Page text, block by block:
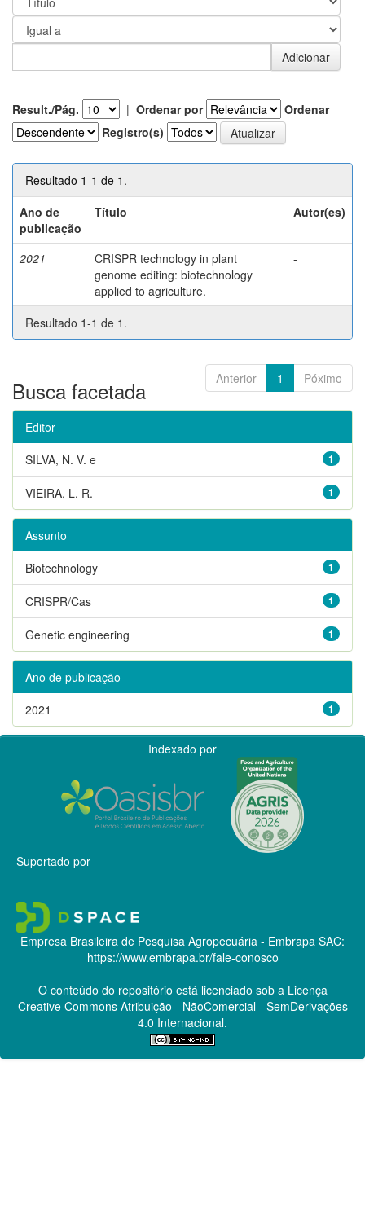
Result./Pág. | Ordenar por
Ordenar
Registro(s)
Resultado 1-1 de 1.
Ano de
publicação
Título Autor(es)
2021
CRISPR technology in plant
genome editing: biotechnology
applied to agriculture.
-
Resultado 1-1 de 1.
Anterior 1 Póximo
Busca facetada
Editor
1
SILVA, N. V. e
1
VIEIRA, L. R.
Assunto
1
Biotechnology
1
CRISPR/Cas
1
Genetic engineering
Ano de publicação
1
2021
Indexado por
Suportado por
Empresa Brasileira de Pesquisa Agropecuária - Embrapa SAC:
https://www.embrapa.br/fale-conosco
O conteúdo do repositório está licenciado sob a Licença
Creative CommonsAtribuição - NãoComercial - SemDerivações
4.0 Internacional.